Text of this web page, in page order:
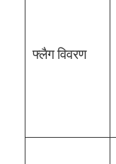
फ्लैग विवरण